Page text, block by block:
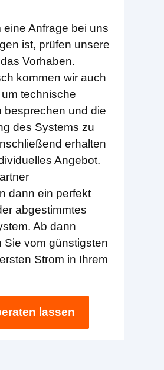
eine Anfrage bei uns
ist, prüfen unsere
Vorhaben.
kommen wir auch
technische
besprechen und die
des Systems zu
erhalten
Angebot.
dann ein perfekt
abgestimmtes
Ab dann
Sie vom günstigsten
Strom in Ihrem
lassen